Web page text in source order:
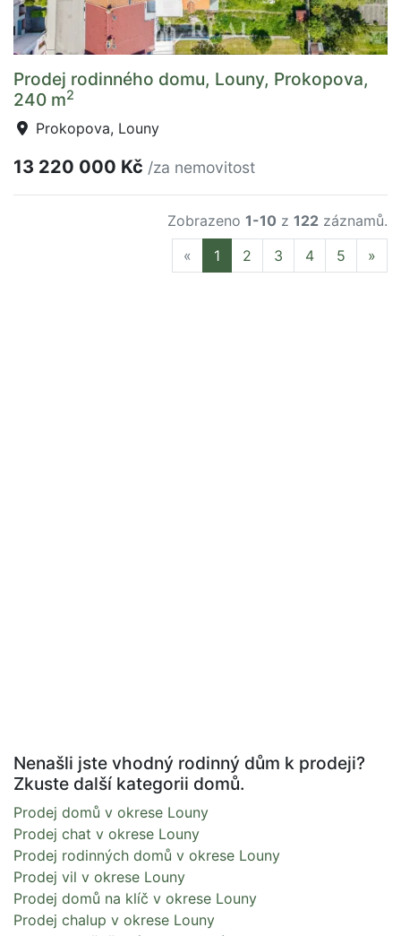
Prodej rodinného domu, Louny, Prokopova,
240 m2
Prokopova, Louny
13 220 000 Kč /za nemovitost
Zobrazeno 1-10 z 122 záznamů.
« Previous
1 2 3 4 5 »
Nenašli jste vhodný rodinný dům k prodeji?
Zkuste další kategorii domů.
Prodej domů v okrese Louny
Prodej chat v okrese Louny
Prodej rodinných domů v okrese Louny
Prodej vil v okrese Louny
Prodej domů na klíč v okrese Louny
Prodej chalup v okrese Louny